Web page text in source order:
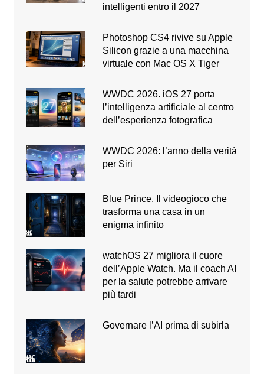
intelligenti entro il 2027
Photoshop CS4 rivive su Apple
Silicon grazie a una macchina
virtuale con Mac OS X Tiger
WWDC 2026. iOS 27 porta
l’intelligenza artificiale al centro
dell’esperienza fotografica
WWDC 2026: l’anno della verità
per Siri
Blue Prince. Il videogioco che
trasforma una casa in un
enigma infinito
watchOS 27 migliora il cuore
dell’Apple Watch. Ma il coach AI
per la salute potrebbe arrivare
più tardi
Governare l’AI prima di subirla